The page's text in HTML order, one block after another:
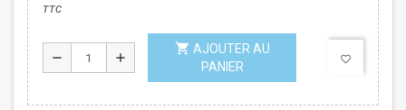
TTC
remove add
shopping_cart AJOUTER AU
PANIER
favorite_border